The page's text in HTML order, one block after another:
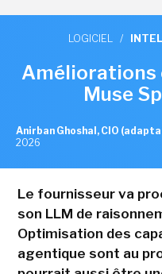
LOGICIEL /
Améliorations
Muse
Anirban Ghoshal, CIO
2026
Le fournisseur va
son LLM de
Optimisation des
agentique sont au